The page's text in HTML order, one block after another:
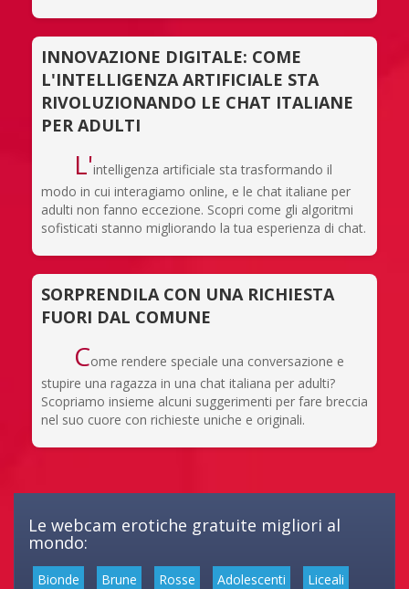
INNOVAZIONE DIGITALE: COME
L'INTELLIGENZA ARTIFICIALE STA
RIVOLUZIONANDO LE CHAT ITALIANE
PER ADULTI
L'intelligenza artificiale sta trasformando il
modo in cui interagiamo online, e le chat italiane per
adulti non fanno eccezione. Scopri come gli algoritmi
sofisticati stanno migliorando la tua esperienza di chat.
SORPRENDILA CON UNA RICHIESTA
FUORI DAL COMUNE
Come rendere speciale una conversazione e
stupire una ragazza in una chat italiana per adulti?
Scopriamo insieme alcuni suggerimenti per fare breccia
nel suo cuore con richieste uniche e originali.
Le webcam erotiche gratuite migliori al
mondo:
Bionde Brune Rosse Adolescenti Liceali